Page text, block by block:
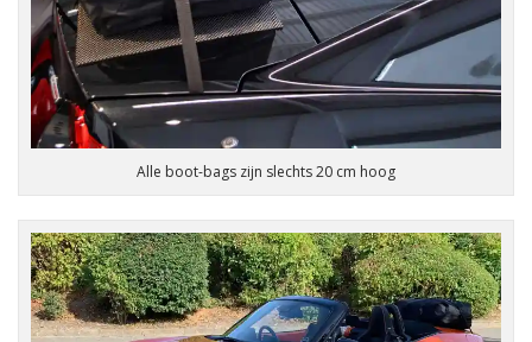
Alle boot-bags zijn slechts 20 cm hoog